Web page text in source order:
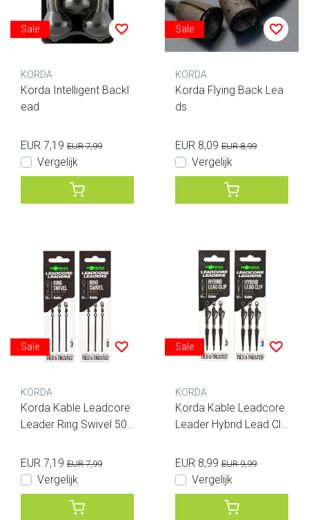
Sale
KORDA
Korda Intelligent Backl
ead
EUR 7,19 EUR 7,99
Vergelijk
Sale
KORDA
Korda Flying Back Lea
ds
EUR 8,09 EUR 8,99
Vergelijk
Sale
KORDA
Korda Kable Leadcore
Leader Ring Swivel 50c
EUR 7,19 EUR 7,99
Vergelijk
Sale
KORDA
Korda Kable Leadcore
Leader Hybrid Lead Cli
EUR 8,99 EUR 9,99
Vergelijk